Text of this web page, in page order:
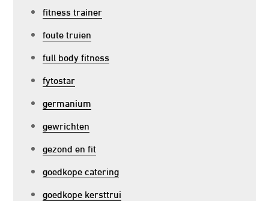
fitness trainer
foute truien
full body fitness
fytostar
germanium
gewrichten
gezond en fit
goedkope catering
goedkope kersttrui